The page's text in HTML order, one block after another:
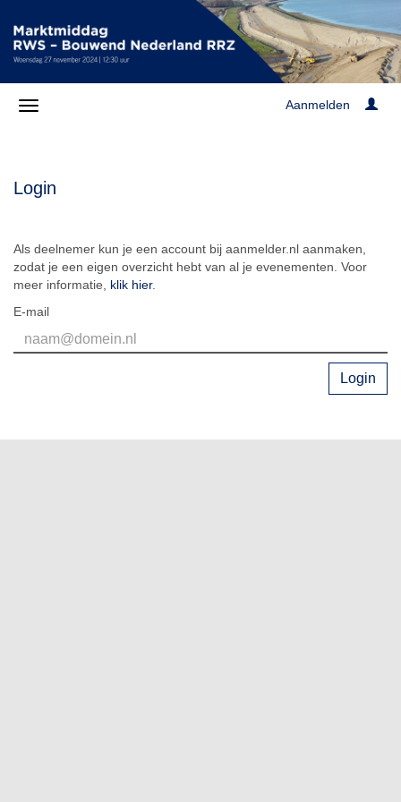
Aanmelden
Login
Als deelnemer kun je een account bij aanmelder.nl aanmaken,
zodat je een eigen overzicht hebt van al je evenementen. Voor
meer informatie, klik hier.
E-mail
Login